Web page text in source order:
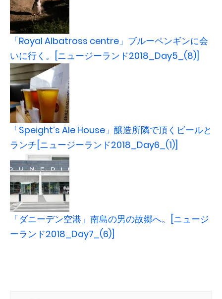
「Royal Albatross centre」ブルーペンギンに会
いに行く。[ニュージーランド2018_Day5_(8)]
「Speight’s Ale House」醸造所隣で頂くビールと
ランチ[ニュージーランド2018_Day6_(1)]
「ダニーデン空港」南島の男の故郷へ。[ニュージ
ーランド2018_Day7_(6)]